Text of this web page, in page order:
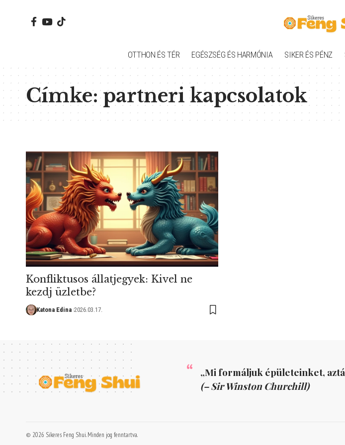
OTTHON ÉS TÉR EGÉSZSÉG ÉS HARMÓNIA SIKER ÉS PÉNZ
Címke:partneri kapcsolatok
Konfliktusos állatjegyek: Kivel ne
kezdj üzletbe?
Katona Edina 2026.03.17.
„Mi formáljuk épületeinket,
(– Sir Winston Churchill)
© 2026 Sikeres Feng Shui. Minden jog fenntartva.